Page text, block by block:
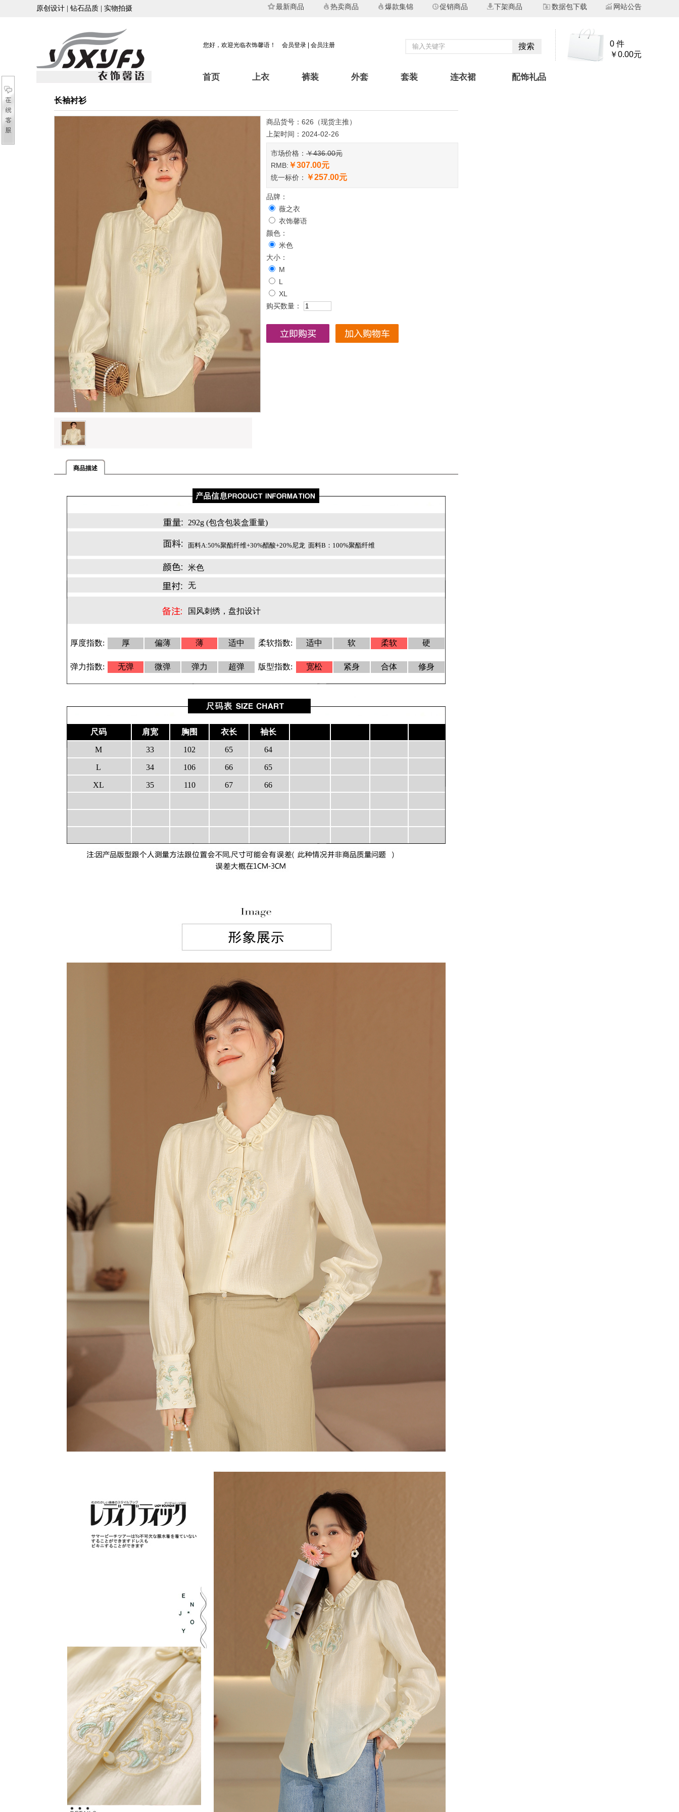
原创设计 | 钻石品质 | 实物拍摄 最新商品 热卖商品 爆款集锦 促销商品 下架商品 数据包下载 网站公告
您好，欢迎光临衣饰馨语！ 会员登录 会员注册 搜索
0 件
￥0.00元
首页 上衣 裤装 外套 套装 连衣裙 配饰礼品
长袖衬衫
商品货号：626（现货主推）
上架时间：2024-02-26
市场价格： ￥436.00元
RMB: ￥307.00元
统一标价： ￥257.00元
品牌：
薇之衣
衣饰馨语
颜色：
米色
大小：
M
L
XL
购买数量：
商品描述
292g (包含包装盒重量)
面料A:50%聚酯纤维+30%醋酸+20%尼龙 面料B：100%聚酯纤维
米色
无
国风刺绣，盘扣设计
厚度指数: 厚 偏薄 薄 适中 柔软指数: 适中 软 柔软 硬
弹力指数: 无弹 微弹 弹力 超弹 版型指数: 宽松 紧身 合体 修身
尺码 肩宽 胸围 衣长 袖长
M 33 102 65 64
L 34 106 66 65
XL 35 110 67 66